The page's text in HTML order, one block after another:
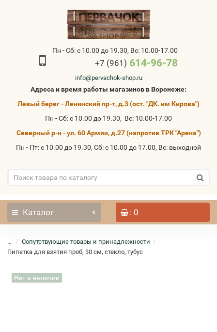
Пн - Сб: с 10.00 до 19.30, Вс: 10.00-17.00
+7 (961) 614-96-78
info@pervachok-shop.ru
Адреса и время работы магазинов в Воронеже:
Левый берег - Ленинский пр-т, д.3 (ост. "ДК. им Кирова")
Пн - Сб: с 10.00 до 19.30, Вс: 10.00-17.00
Северный р-н - ул. 60 Армии, д.27 (напротив ТРК "Арена")
Пн - Пт: с 10.00 до 19.30, Сб: с 10.00 до 17.00, Вс: выходной
Каталог : 0
...
Сопутствующие товары и принадлежности
Пипетка для взятия проб, 30 см, стекло, тубус
Нет в наличии